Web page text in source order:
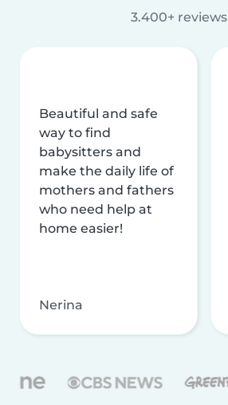
3.400+ reviews
Beautiful and safe
way to find
babysitters and
make the daily life of
mothers and fathers
who need help at
home easier!
Nerina